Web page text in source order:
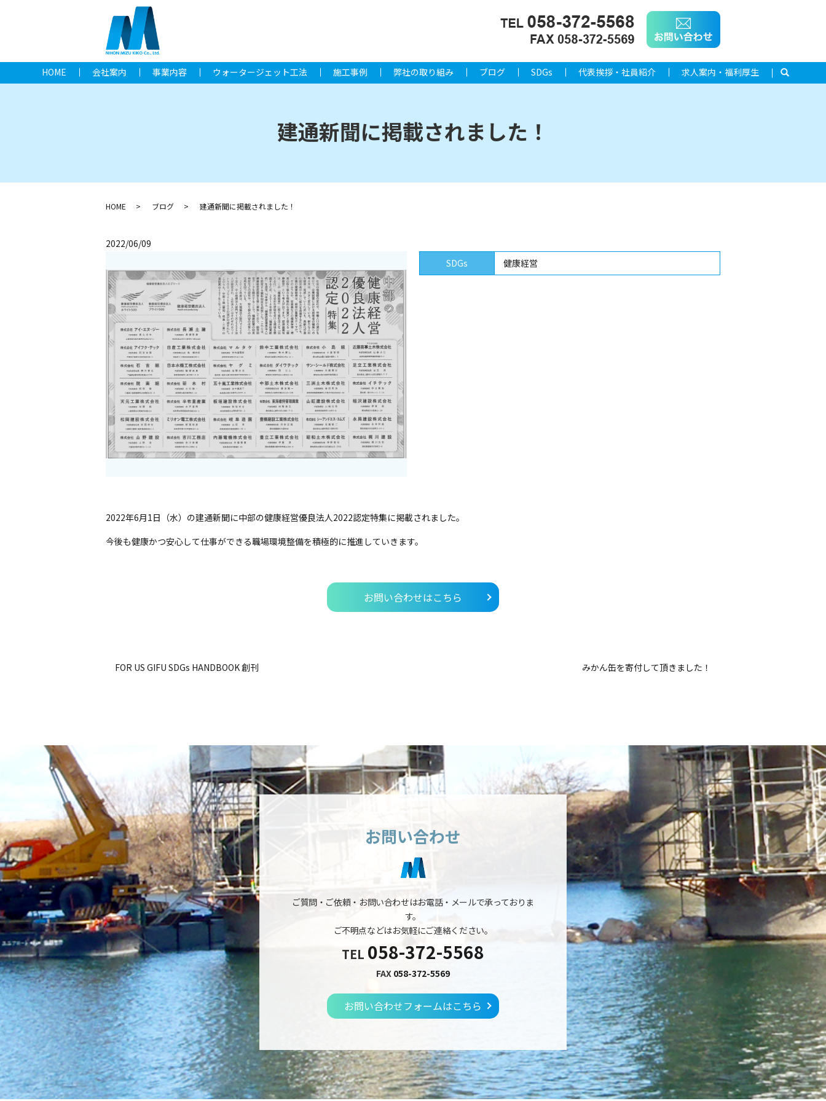
HOME 会社案内 事業内容 ウォータージェット工法 施工事例 弊社の取り組み ブログ SDGs 代表挨拶・社員紹介 求人案内・福利厚生 search
建通新聞に掲載されました！
HOME ブログ 建通新聞に掲載されました！
2022/06/09
SDGs
健康経営
2022年6月1日（水）の建通新聞に中部の健康経営優良法人2022認定特集に掲載されました。
今後も健康かつ安心して仕事ができる職場環境整備を積極的に推進していきます。
お問い合わせはこちら
FOR US GIFU SDGs HANDBOOK 創刊 みかん缶を寄付して頂きました！
お問い合わせ
ご質問・ご依頼・お問い合わせはお電話・メールで承っておりま
す。
ご不明点などはお気軽にご連絡ください。
TEL 058-372-5568
FAX 058-372-5569
お問い合わせフォームはこちら